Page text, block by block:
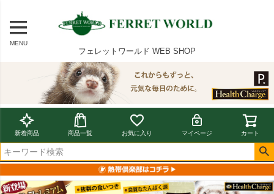
MENU
フェレットワールド WEB SHOP
新着商品 商品一覧 お気に入り マイページ カート